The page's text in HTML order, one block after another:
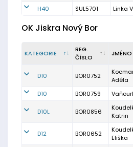
H40
SUL5701 Linka
OK Jiskra Nový Bor
KATEGORIE
REG.
ČÍSLO
JMÉNO
D10 BOR0752
Adéla
D10 BOR0759
D10L BOR0856
Katrin
D12 BOR0652
Eliška